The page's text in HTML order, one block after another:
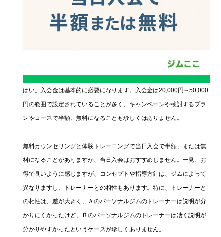
はい。入会金は基本的に必要になります。入会金は20,000円～50,000
円の範囲で設定されていることが多く、キャンペーンや検討するプラ
ンやコースで半額、無料になることも珍しくはありません。
無料カウンセリングと体験トレーニングで当日入会で半額、または無
料になることがありますが、当日入会はおすすめしません。一見、お
得で良いように感じますが、コンセプトや指導方針は、ジムによって
異なりますし、トレーナーとの相性もあります。特に、トレーナーと
の相性は、差が大きく、Ａのパーソナルジムのトレーナーは説明が分
かりにくかったけど、Ｂのパーソナルジムのトレーナーは凄く説明が
分かりやすかったというケースが珍しくありません。